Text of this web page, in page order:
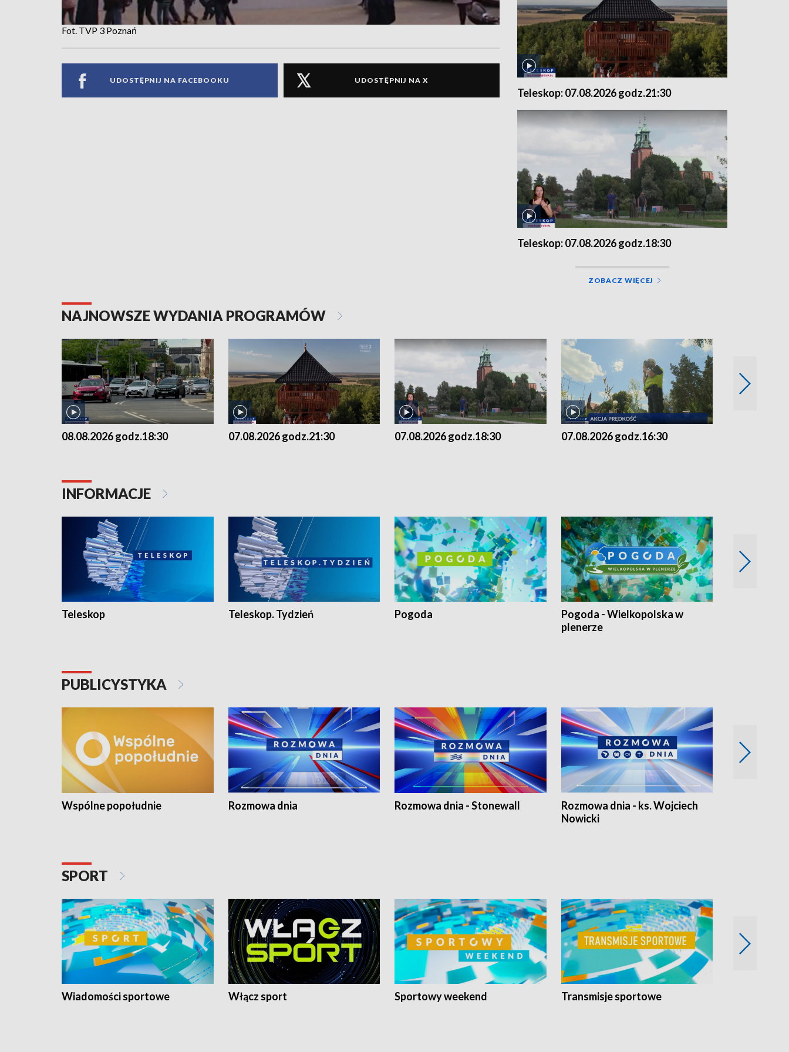
Fot. TVP 3 Poznań
UDOSTĘPNIJ NA FACEBOOKU UDOSTĘPNIJ NA X
Teleskop: 07.08.2026 godz.21:30
Teleskop: 07.08.2026 godz.18:30
ZOBACZ WIĘCEJ
NAJNOWSZE WYDANIA PROGRAMÓW
08.08.2026 godz.18:30 07.08.2026 godz.21:30 07.08.2026 godz.18:30 07.08.2026 godz.16:30
INFORMACJE
Teleskop Teleskop. Tydzień Pogoda
Pogoda - Wielkopolska w
plenerze
PUBLICYSTYKA
Wspólne popołudnie Rozmowa dnia Rozmowa dnia - Stonewall
Rozmowa dnia - ks. Wojciech
Nowicki
SPORT
Wiadomości sportowe Włącz sport Sportowy weekend Transmisje sportowe